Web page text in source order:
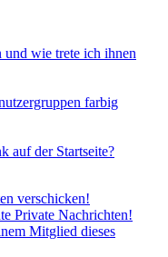
wie trete ich ihnen
farbig
auf der Startseite?
verschicken!
Private Nachrichten!
Mitglied dieses